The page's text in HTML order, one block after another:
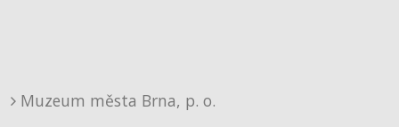
Muzeum města Brna, p. o.